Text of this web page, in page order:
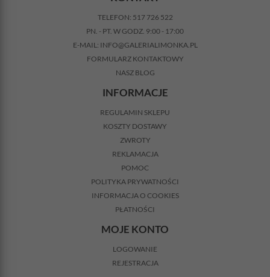
TELEFON: 517 726 522
PN. - PT. W GODZ. 9:00 - 17:00
E-MAIL: INFO@GALERIALIMONKA.PL
FORMULARZ KONTAKTOWY
NASZ BLOG
INFORMACJE
REGULAMIN SKLEPU
KOSZTY DOSTAWY
ZWROTY
REKLAMACJA
POMOC
POLITYKA PRYWATNOŚCI
INFORMACJA O COOKIES
PŁATNOŚCI
MOJE KONTO
LOGOWANIE
REJESTRACJA